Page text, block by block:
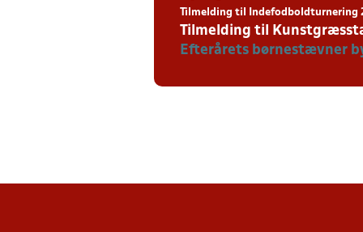
Tilmelding til Indefodboldturnering
Tilmelding til
Efterårets børnestævner